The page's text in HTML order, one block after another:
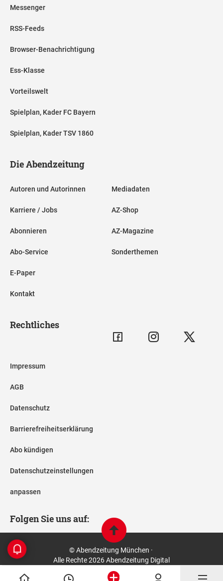
Messenger
RSS-Feeds
Browser-Benachrichtigung
Ess-Klasse
Vorteilswelt
Spielplan, Kader FC Bayern
Spielplan, Kader TSV 1860
Die Abendzeitung
Autoren und Autorinnen
Karriere / Jobs
Abonnieren
Abo-Service
E-Paper
Kontakt
Mediadaten
AZ-Shop
AZ-Magazine
Sonderthemen
Rechtliches
Impressum
AGB
Datenschutz
Barrierefreiheitserklärung
Abo kündigen
Datenschutzeinstellungen
anpassen
Folgen Sie uns auf:
© Abendzeitung München ·
Alle Rechte 2026 Abendzeitung Digital